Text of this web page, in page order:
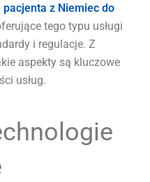
z Niemiec do
tego typu usługi
i regulacje. Z
aspekty są kluczowe
usług.